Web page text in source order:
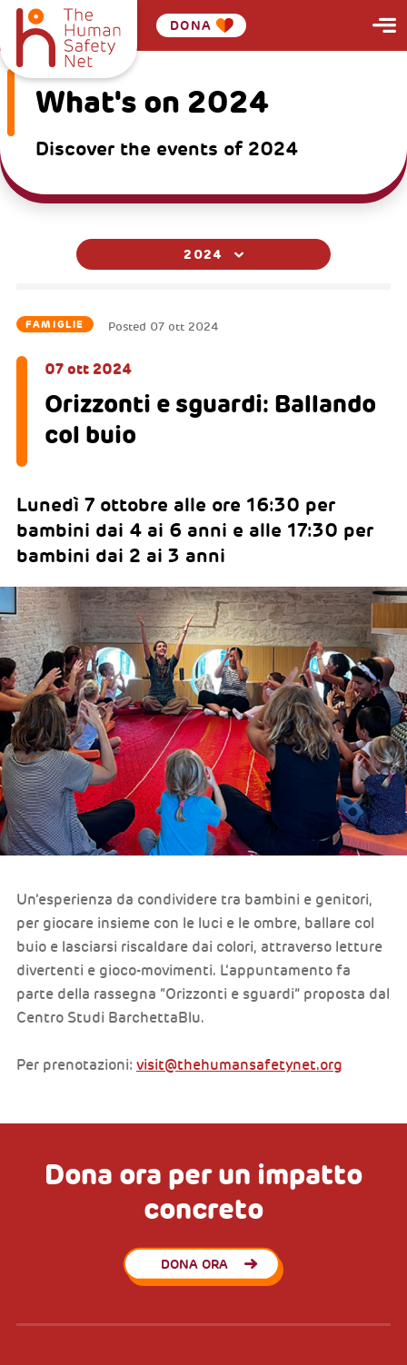
DONA
What's on 2024
Discover the events of 2024
2024
FAMIGLIE Posted 07 ott 2024
07 ott 2024
Orizzonti e sguardi: Ballando
col buio
Lunedì 7 ottobre alle ore 16:30 per
bambini dai 4 ai 6 anni e alle 17:30 per
bambini dai 2 ai 3 anni
Un’esperienza da condividere tra bambini e genitori,
per giocare insieme con le luci e le ombre, ballare col
buio e lasciarsi riscaldare dai colori, attraverso letture
divertenti e gioco-movimenti. L’appuntamento fa
parte della rassegna “Orizzonti e sguardi” proposta dal
Centro Studi BarchettaBlu.
Per prenotazioni: visit@thehumansafetynet.org
Dona ora per un impatto
concreto
DONA ORA